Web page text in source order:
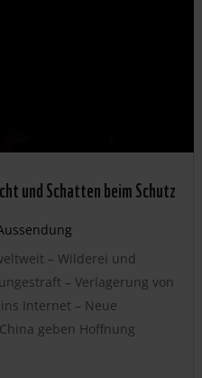
und Schatten beim Schutz
– Wilderei und
– Verlagerung von
Internet – Neue
geben Hoffnung